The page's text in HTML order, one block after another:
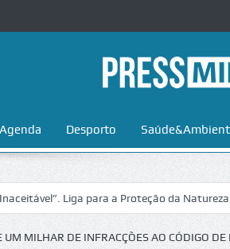
Agenda Desporto
Liga para a Proteção da Natureza contesta
MILHAR DE INFRACÇÕES AO CÓDIGO DE